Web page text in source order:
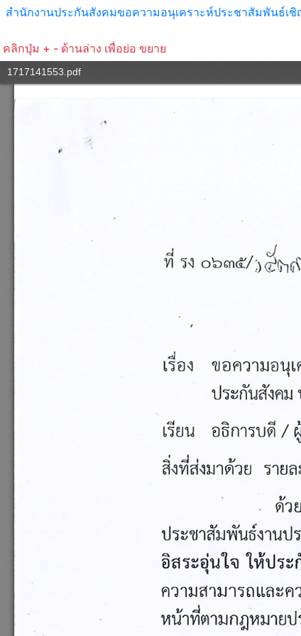
สำนักงานประกันสังคมขอความอนุเคราะห์ประชาสัมพันธ์เ
คลิกปุ่ม + - ด้านล่าง เพื่อย่อ ขยาย